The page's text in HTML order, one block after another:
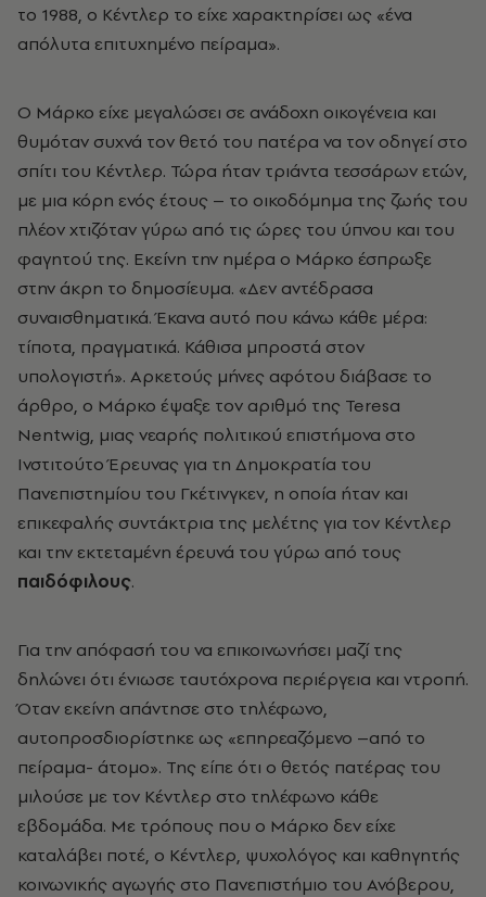
το 1988, ο Κέντλερ το είχε χαρακτηρίσει ως «ένα
απόλυτα επιτυχημένο πείραμα».
Ο Μάρκο είχε μεγαλώσει σε ανάδοχη οικογένεια και
θυμόταν συχνά τον θετό του πατέρα να τον οδηγεί στο
σπίτι του Κέντλερ. Τώρα ήταν τριάντα τεσσάρων ετών,
με μια κόρη ενός έτους – το οικοδόμημα της ζωής του
πλέον χτιζόταν γύρω από τις ώρες του ύπνου και του
φαγητού της. Εκείνη την ημέρα ο Μάρκο έσπρωξε
στην άκρη το δημοσίευμα. «Δεν αντέδρασα
συναισθηματικά. Έκανα αυτό που κάνω κάθε μέρα:
τίποτα, πραγματικά. Κάθισα μπροστά στον
υπολογιστή». Αρκετούς μήνες αφότου διάβασε το
άρθρο, ο Μάρκο έψαξε τον αριθμό της Teresa
Nentwig, μιας νεαρής πολιτικού επιστήμονα στο
Ινστιτούτο Έρευνας για τη Δημοκρατία του
Πανεπιστημίου του Γκέτινγκεν, η οποία ήταν και
επικεφαλής συντάκτρια της μελέτης για τον Κέντλερ
και την εκτεταμένη έρευνά του γύρω από τους
παιδόφιλους.
Για την απόφασή του να επικοινωνήσει μαζί της
δηλώνει ότι ένιωσε ταυτόχρονα περιέργεια και ντροπή.
Όταν εκείνη απάντησε στο τηλέφωνο,
αυτοπροσδιορίστηκε ως «επηρεαζόμενο –από το
πείραμα- άτομο». Της είπε ότι ο θετός πατέρας του
μιλούσε με τον Κέντλερ στο τηλέφωνο κάθε
εβδομάδα. Με τρόπους που ο Μάρκο δεν είχε
καταλάβει ποτέ, ο Κέντλερ, ψυχολόγος και καθηγητής
κοινωνικής αγωγής στο Πανεπιστήμιο του Ανόβερου,